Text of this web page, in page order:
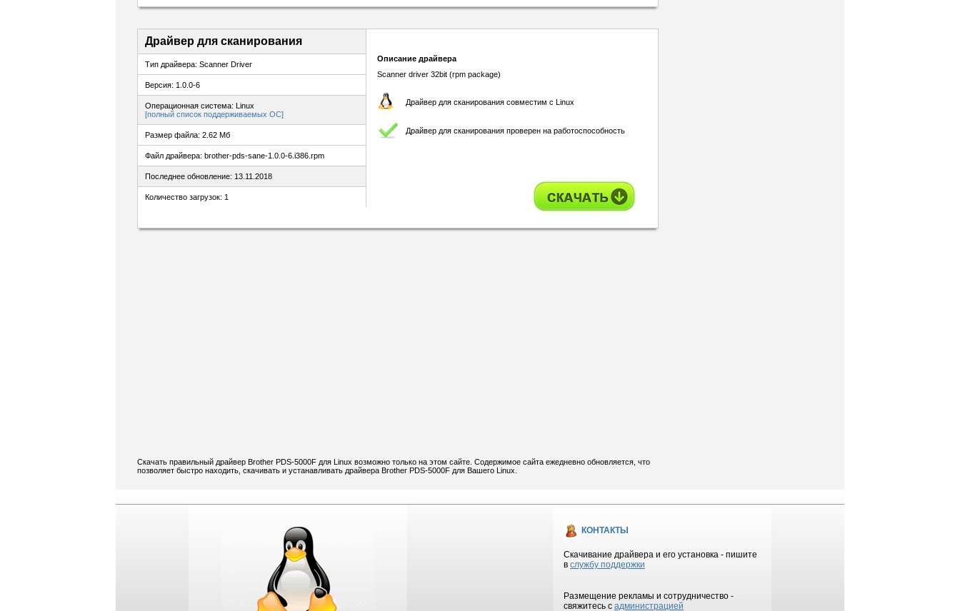
Драйвер для сканирования
Тип драйвера: Scanner Driver
Версия: 1.0.0-6
Операционная система: Linux
[полный список поддерживаемых ОС]
Размер файла: 2.62 Мб
Файл драйвера: brother-pds-sane-1.0.0-6.i386.rpm
Последнее обновление: 13.11.2018
Количество загрузок: 1
Описание драйвера
Scanner driver 32bit (rpm package)
Драйвер для сканирования совместим с Linux
Драйвер для сканирования проверен на работоспособность
Скачать правильный драйвер Brother PDS-5000F для Linux возможно только на этом сайте. Содержимое сайта ежедневно обновляется, что
позволяет быстро находить, скачивать и устанавливать драйвера Brother PDS-5000F для Вашего Linux.
КОНТАКТЫ
Скачивание драйвера и его установка - пишите
в службу поддержки
Размещение рекламы и сотрудничество -
свяжитесь с администрацией